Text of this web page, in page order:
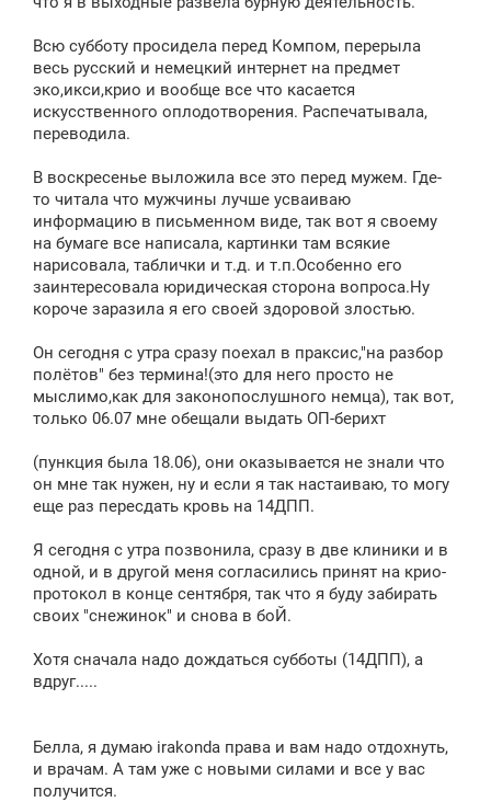
н
Всю субботу просидела перед Компом, перерыла
весь русский и немецкий интернет на предмет
эко,икси,крио и вообще все что касается
искусственного оплодотворения. Распечатывала,
переводила.
В воскресенье выложила все это перед мужем. Где-
то читала что мужчины лучше усваиваю
информацию в письменном виде, так вот я своему
на бумаге все написала, картинки там всякие
нарисовала, таблички и т.д. и т.п.Особенно его
заинтересовала юридическая сторона вопроса.Ну
короче заразила я его своей здоровой злостью.
Он сегодня с утра сразу поехал в праксис,"на разбор
полётов" без термина!(это для него просто не
мыслимо,как для законопослушного немца), так вот,
только 06.07 мне обещали выдать ОП-берихт
(пункция была 18.06), они оказывается не знали что
он мне так нужен, ну и если я так настаиваю, то могу
еще раз пересдать кровь на 14ДПП.
Я сегодня с утра позвонила, сразу в две клиники и в
одной, и в другой меня согласились принят на крио-
протокол в конце сентября, так что я буду забирать
своих "снежинок" и снова в боЙ.
Хотя сначала надо дождаться субботы (14ДПП), а
вдруг.....
Белла, я думаю irakonda права и вам надо отдохнуть,
и врачам. А там уже с новыми силами и все у вас
получится.